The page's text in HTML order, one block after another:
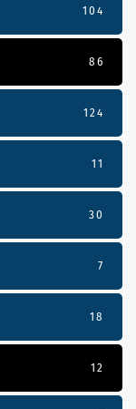
104
86
124
11
30
7
18
12